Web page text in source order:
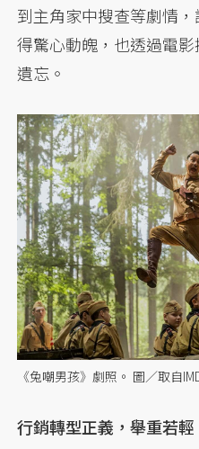
到主角家中搜查等劇情
得驚心動魄，也透過電
遺忘。
《兔嘲男孩》劇照。 圖／取自
行銷轉型正義，舉重若輕